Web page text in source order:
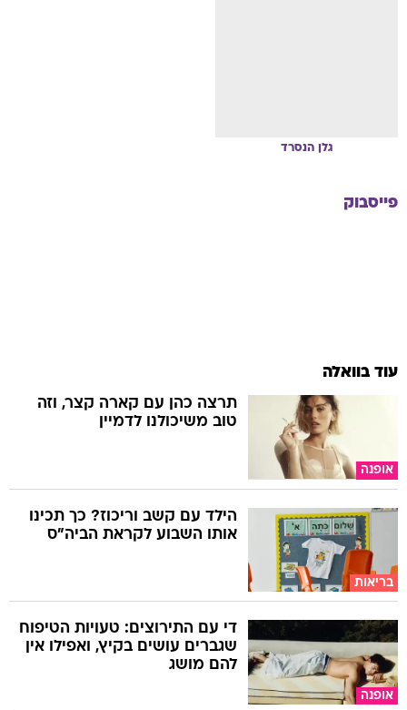
גלן הנסרד
פייסבוק
עוד בוואלה
אופנה
תרצה כהן עם קארה קצר, וזה
טוב משיכולנו לדמיין
בריאות
הילד עם קשב וריכוז? כך תכינו
אותו השבוע לקראת הביה"ס
אופנה
די עם התירוצים: טעויות הטיפוח
שגברים עושים בקיץ, ואפילו אין
להם מושג